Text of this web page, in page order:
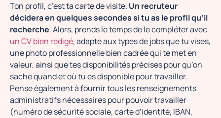
Ton profil, c’est ta carte de visite. Un recruteur
décidera en quelques secondes si tu as le profil qu’il
recherche. Alors, prends le temps de le compléter avec
un CV bien rédigé, adapté aux types de jobs que tu vises,
une photo professionnelle bien cadrée qui te met en
valeur, ainsi que tes disponibilités précises pour qu’on
sache quand et où tu es disponible pour travailler.
Pense également à fournir tous les renseignements
administratifs nécessaires pour pouvoir travailler
(numéro de sécurité sociale, carte d’identité, IBAN,